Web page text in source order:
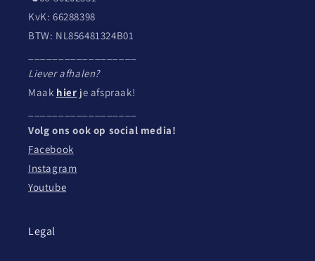
KvK: 66288398
BTW: NL856481324B01
Liever afhalen?
Maak hier je afspraak!
Volg ons ook op social media!
Facebook
Instagram
Youtube
Legal